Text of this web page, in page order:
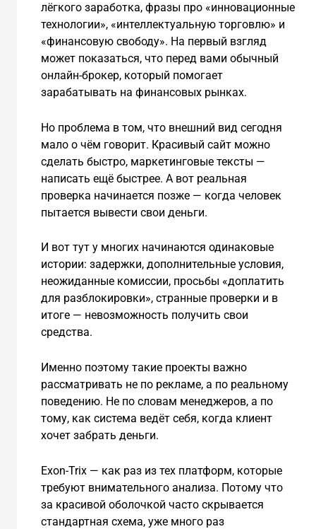
лёгкого заработка, фразы про «инновационные
технологии», «интеллектуальную торговлю» и
«финансовую свободу». На первый взгляд
может показаться, что перед вами обычный
онлайн-брокер, который помогает
зарабатывать на финансовых рынках.
Но проблема в том, что внешний вид сегодня
мало о чём говорит. Красивый сайт можно
сделать быстро, маркетинговые тексты —
написать ещё быстрее. А вот реальная
проверка начинается позже — когда человек
пытается вывести свои деньги.
И вот тут у многих начинаются одинаковые
истории: задержки, дополнительные условия,
неожиданные комиссии, просьбы «доплатить
для разблокировки», странные проверки и в
итоге — невозможность получить свои
средства.
Именно поэтому такие проекты важно
рассматривать не по рекламе, а по реальному
поведению. Не по словам менеджеров, а по
тому, как система ведёт себя, когда клиент
хочет забрать деньги.
Exon-Trix — как раз из тех платформ, которые
требуют внимательного анализа. Потому что
за красивой оболочкой часто скрывается
стандартная схема, уже много раз